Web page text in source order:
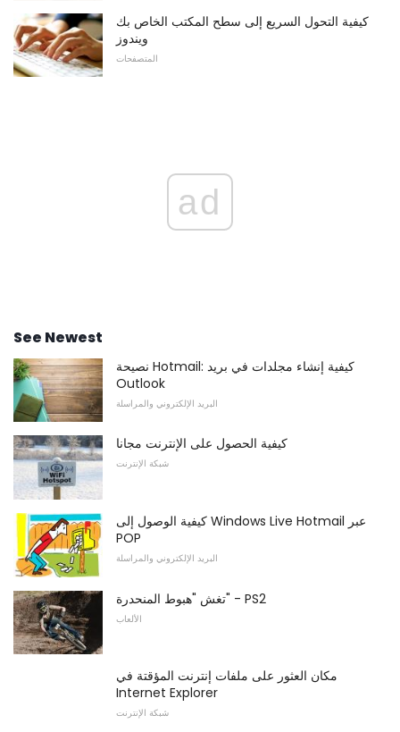
كيفية التحول السريع إلى سطح المكتب الخاص بك
ويندوز
المتصفحات
ad
See Newest
نصيحة Hotmail: كيفية إنشاء مجلدات في بريد
Outlook
البريد الإلكتروني والمراسلة
كيفية الحصول على الإنترنت مجانا
شبكة الإنترنت
كيفية الوصول إلى Windows Live Hotmail عبر
POP
البريد الإلكتروني والمراسلة
تغش "هبوط المنحدرة" - PS2
الألعاب
مكان العثور على ملفات إنترنت المؤقتة في
Internet Explorer
شبكة الإنترنت